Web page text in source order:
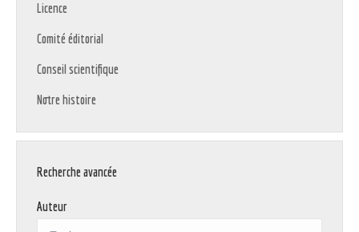
Licence
Comité éditorial
Conseil scientifique
Notre histoire
Recherche avancée
Auteur